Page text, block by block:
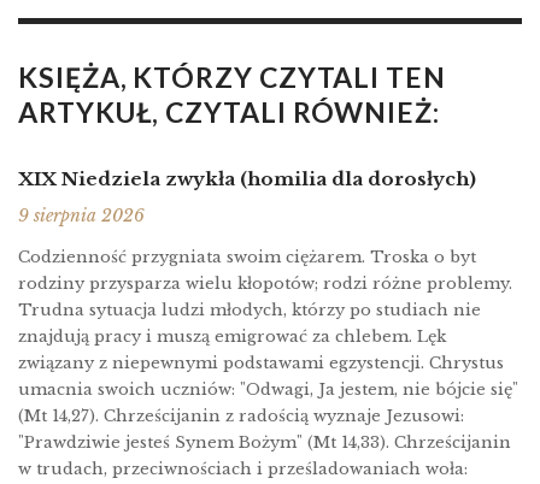
KSIĘŻA, KTÓRZY CZYTALI TEN
ARTYKUŁ, CZYTALI RÓWNIEŻ:
XIX Niedziela zwykła (homilia dla dorosłych)
9 sierpnia 2026
Codzienność przygniata swoim ciężarem. Troska o byt
rodziny przysparza wielu kłopotów; rodzi różne problemy.
Trudna sytuacja ludzi młodych, którzy po studiach nie
znajdują pracy i muszą emigrować za chlebem. Lęk
związany z niepewnymi podstawami egzystencji. Chrystus
umacnia swoich uczniów: "Odwagi, Ja jestem, nie bójcie się"
(Mt 14,27). Chrześcijanin z radością wyznaje Jezusowi:
"Prawdziwie jesteś Synem Bożym" (Mt 14,33). Chrześcijanin
w trudach, przeciwnościach i prześladowaniach woła: